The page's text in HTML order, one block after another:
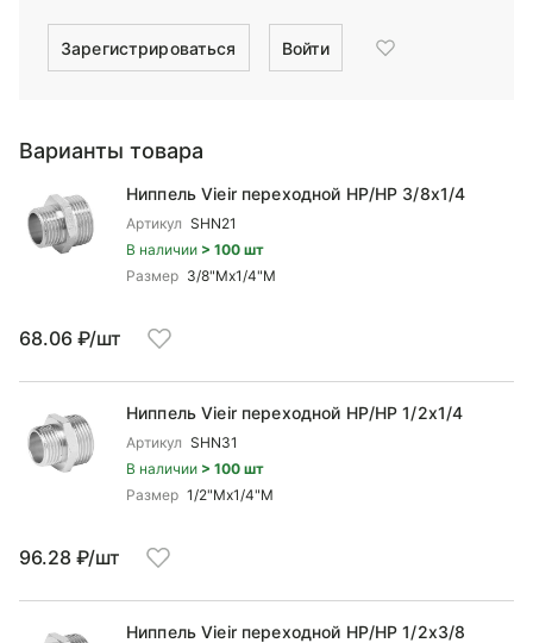
Зарегистрироваться Войти
Варианты товара
Ниппель Vieir переходной НР/НР 3/8x1/4
Артикул SHN21
В наличии > 100 шт
Размер 3/8"Mx1/4"М
68.06 ₽/шт
Ниппель Vieir переходной НР/НР 1/2x1/4
Артикул SHN31
В наличии > 100 шт
Размер 1/2"Mx1/4"М
96.28 ₽/шт
Ниппель Vieir переходной НР/НР 1/2x3/8